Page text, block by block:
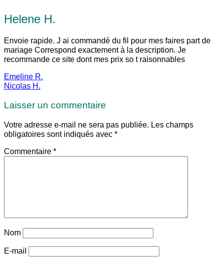
Helene H.
Envoie rapide. J ai commandé du fil pour mes faires part de
mariage Correspond exactement à la description. Je
recommande ce site dont mes prix so t raisonnables
Emeline R.
Nicolas H.
Laisser un commentaire
Votre adresse e-mail ne sera pas publiée. Les champs
obligatoires sont indiqués avec *
Commentaire *
Nom
E-mail